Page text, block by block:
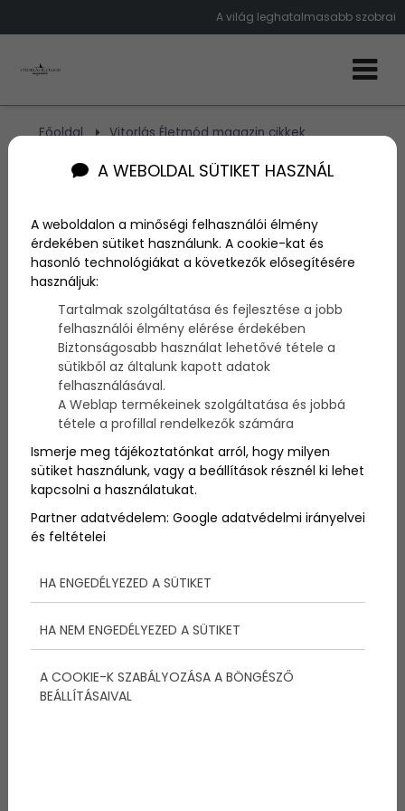
A világ leghatalmasabb szobrai
Főoldal
Vitorlás Életmód magazin cikkek
világon
2014. március 15.
Ezek mellett a hatalmasszobrokmellett még a
Szfinxis eltörpül, ráadásul ezek
ezelőtt épültek, amikor amodern technikát még
hírből
sem ismerték.
Megosztás:
További bejegyzések
A WEBOLDAL SÜTIKET HASZNÁL
A weboldalon a minőségi felhasználói élmény
érdekében sütiket használunk. A cookie-kat és
hasonló technológiákat a következők elősegítésére
használjuk:
Tartalmak szolgáltatása és fejlesztése a jobb
felhasználói élmény elérése érdekében
Biztonságosabb használat lehetővé tétele a
sütikből az általunk kapott adatok
felhasználásával.
A Weblap termékeinek szolgáltatása és jobbá
tétele a profillal rendelkezők számára
Ismerje meg tájékoztatónkat arról, hogy milyen
sütiket használunk, vagy a beállítások résznél ki lehet
kapcsolni a használatukat.
Partner adatvédelem: Google adatvédelmi irányelvei
és feltételei
HA ENGEDÉLYEZED A SÜTIKET
HA NEM ENGEDÉLYEZED A SÜTIKET
A COOKIE-K SZABÁLYOZÁSA A BÖNGÉSZŐ
BEÁLLÍTÁSAIVAL